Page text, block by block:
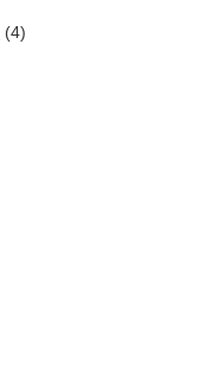
(4)